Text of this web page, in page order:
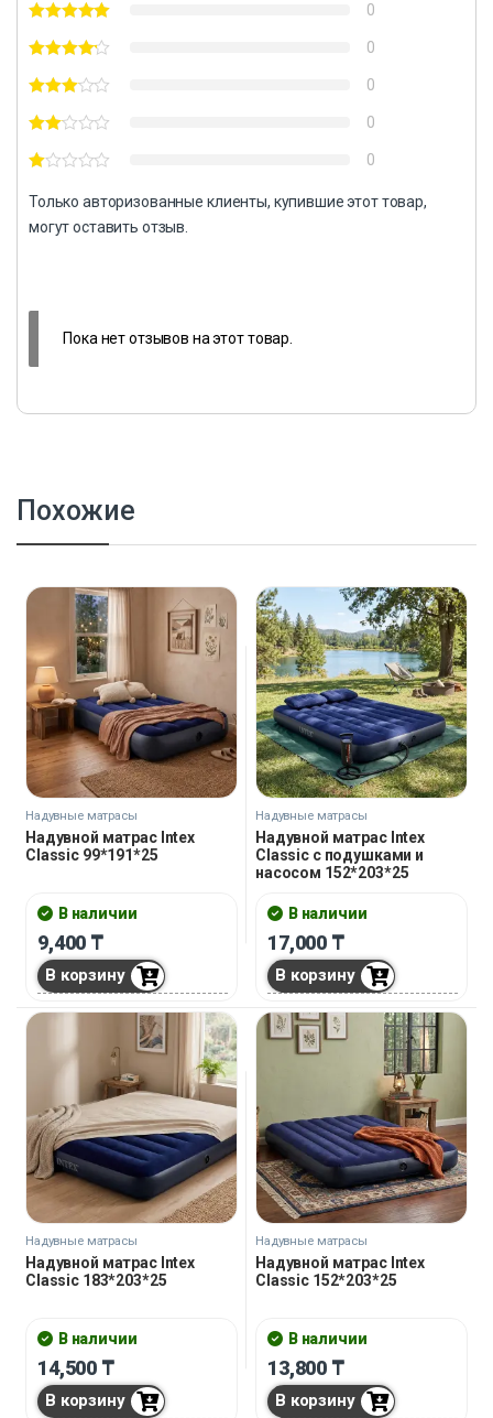
0
0
0
0
0
Только авторизованные клиенты, купившие этот товар,
могут оставить отзыв.
Пока нет отзывов на этот товар.
Похожие
Надувные матрасы
Надувной матрас Intex
Classic 99*191*25
В наличии
9,400 ₸
В корзину
Надувные матрасы
Надувной матрас Intex
Classic с подушками и
насосом 152*203*25
В наличии
17,000 ₸
В корзину
Надувные матрасы
Надувной матрас Intex
Classic 183*203*25
В наличии
14,500 ₸
В корзину
Надувные матрасы
Надувной матрас Intex
Classic 152*203*25
В наличии
13,800 ₸
В корзину